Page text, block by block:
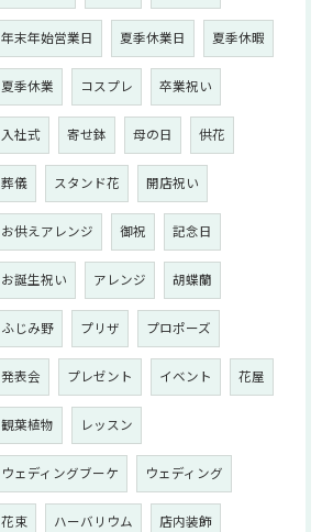
年末年始営業日 夏季休業日 夏季休暇
夏季休業 コスプレ 卒業祝い
入社式 寄せ鉢 母の日 供花
葬儀 スタンド花 開店祝い
お供えアレンジ 御祝 記念日
お誕生祝い アレンジ 胡蝶蘭
ふじみ野 プリザ プロポーズ
発表会 プレゼント イベント 花屋
観葉植物 レッスン
ウェディングブーケ ウェディング
花束 ハーバリウム 店内装飾